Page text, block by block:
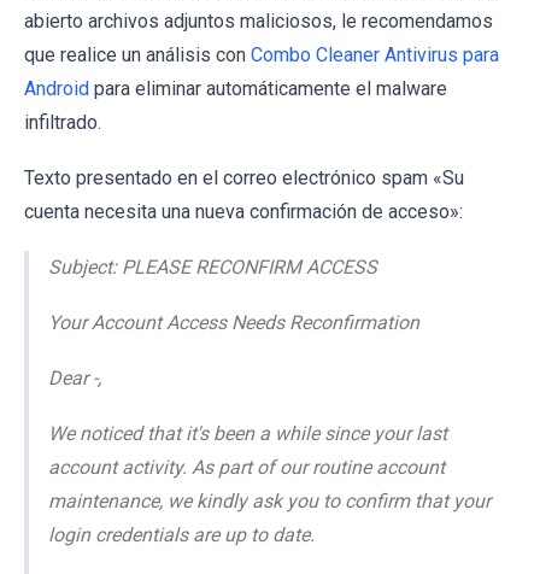
abierto archivos adjuntos maliciosos, le recomendamos
que realice un análisis con Combo Cleaner Antivirus para
Android para eliminar automáticamente el malware
infiltrado.
Texto presentado en el correo electrónico spam «Su
cuenta necesita una nueva confirmación de acceso»:
Subject: PLEASE RECONFIRM ACCESS
Your Account Access Needs Reconfirmation
Dear -,
We noticed that it's been a while since your last
account activity. As part of our routine account
maintenance, we kindly ask you to confirm that your
login credentials are up to date.